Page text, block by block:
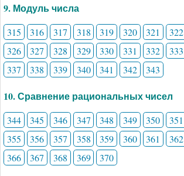
9. Модуль числа
315 316 317 318 319 320 321 322
326
327 328 329 330 331 332 333
337
338 339 340 341 342 343
10. Сравнение рациональных чисел
344 345 346 347 348 349 350 351
355
356 357 358 359 360 361 362
366
367 368 369 370